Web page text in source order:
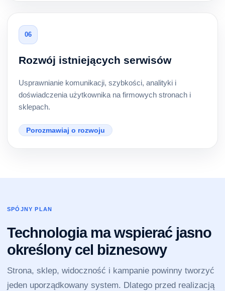
06
Rozwój istniejących serwisów
Usprawnianie komunikacji, szybkości, analityki i
doświadczenia użytkownika na firmowych stronach i
sklepach.
Porozmawiaj o rozwoju
SPÓJNY PLAN
Technologia ma wspierać jasno
określony cel biznesowy
Strona, sklep, widoczność i kampanie powinny tworzyć
jeden uporządkowany system. Dlatego przed realizacją